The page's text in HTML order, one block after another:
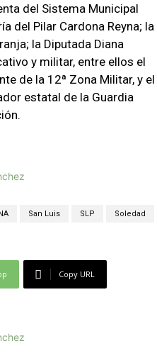
del Sistema Municipal
del Pilar Cardona Reyna; la
la Diputada Diana
y militar, entre ellos el
de la 12ª Zona Militar, y el
estatal de la Guardia
San Luis SLP Soledad
Copy URL